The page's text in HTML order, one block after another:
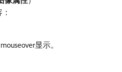
显示。